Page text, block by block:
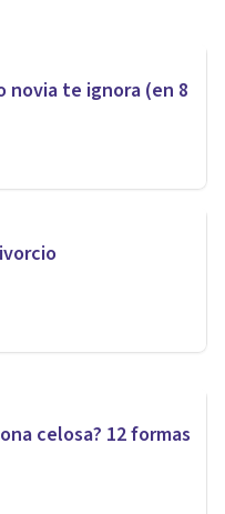
novia te ignora (en 8
de
celosa? 12 formas